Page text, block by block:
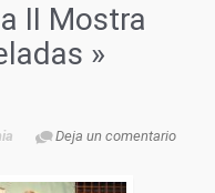
II Mostra
»
Deja un comentario